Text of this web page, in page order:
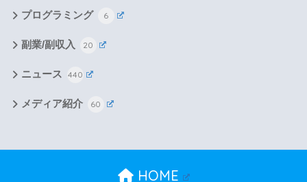
プログラミング 6
副業/副収入 20
ニュース 440
メディア紹介 60
HOME